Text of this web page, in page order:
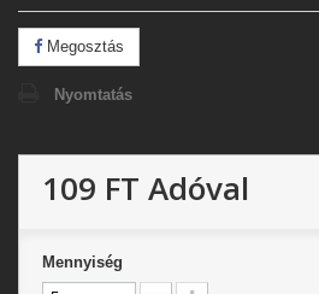
Megosztás
Nyomtatás
109 FT Adóval
Mennyiség